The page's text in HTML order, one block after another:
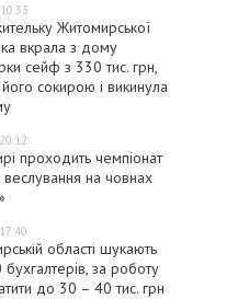
Житомирської
вкрала з дому
сейф з 330 тис. грн,
сокирою і викинула
проходить чемпіонат
веслування на човнах
області шукають
за роботу
до 30 – 40 тис. грн